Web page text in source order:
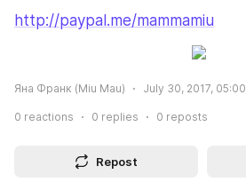
http://paypal.me/mammamiu
Яна Франк (Miu Mau) July 30, 2017, 05:00
0 reactions 0 replies 0 reposts
Repost